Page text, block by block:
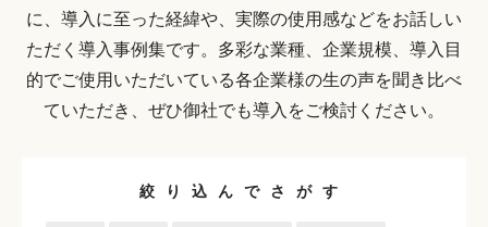
に、導入に至った経緯や、実際の使用感などをお話しい
ただく導入事例集です。多彩な業種、企業規模、導入目
的でご使用いただいている各企業様の生の声を聞き比べ
ていただき、ぜひ御社でも導入をご検討ください。
絞り込んでさがす